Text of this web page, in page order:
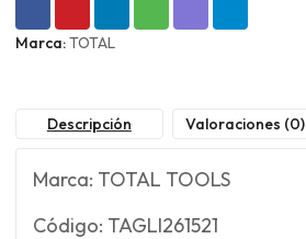
Marca:TOTAL
Descripción Valoraciones (0)
Marca: TOTAL TOOLS
Código: TAGLI261521